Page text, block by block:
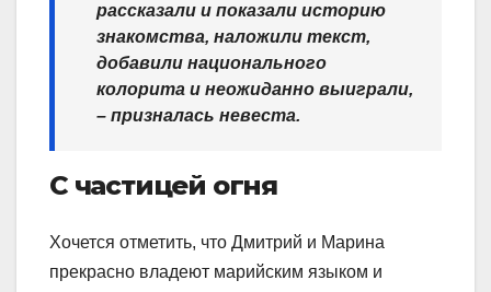
рассказали и показали историю
знакомства, наложили текст,
добавили национального
колорита и неожиданно выиграли,
– призналась невеста.
С частицей огня
Хочется отметить, что Дмитрий и Марина
прекрасно владеют марийским языком и